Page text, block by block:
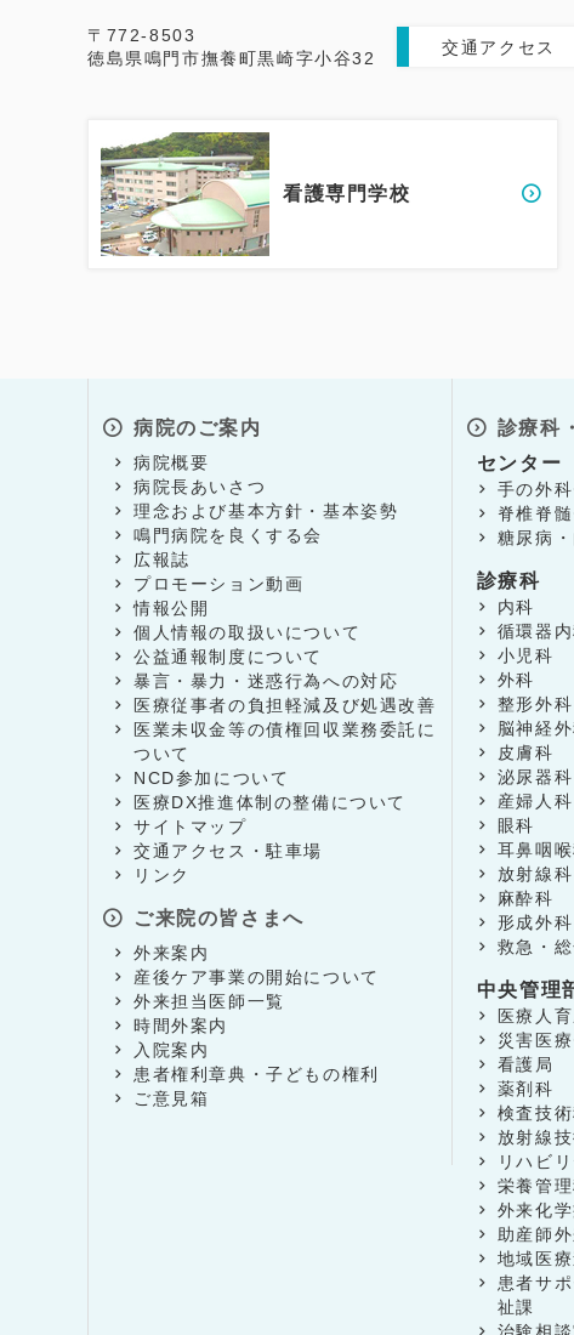
〒772-8503
徳島県鳴門市撫養町黒崎字小谷32
交通アクセス
看護専門学校
病院のご案内
病院概要
病院長あいさつ
理念および基本方針・基本姿勢
鳴門病院を良くする会
広報誌
プロモーション動画
情報公開
個人情報の取扱いについて
公益通報制度について
暴言・暴力・迷惑行為への対応
医療従事者の負担軽減及び処遇改善
医業未収金等の債権回収業務委託に
ついて
NCD参加について
医療DX推進体制の整備について
サイトマップ
交通アクセス・駐車場
リンク
ご来院の皆さまへ
外来案内
産後ケア事業の開始について
外来担当医師一覧
時間外案内
入院案内
患者権利章典・子どもの権利
ご意見箱
診療科
センター
手の外
脊椎脊
糖尿病
診療科
内科
循環器
小児科
外科
整形外科
脳神経
皮膚科
泌尿器科
産婦人科
眼科
耳鼻咽
放射線科
麻酔科
形成外科
救急・
中央管理
医療人
災害医
看護局
薬剤科
検査技
放射線
リハビ
栄養管
外来化
助産師
地域医
患者サ
祉課